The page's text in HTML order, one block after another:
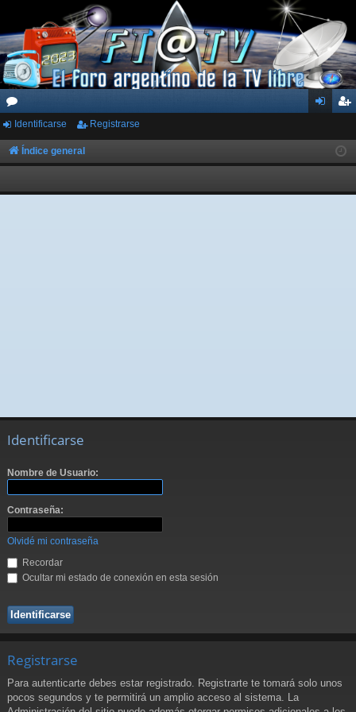
or
os
ar
ist
rs
Identificarse Registrarse
Índice general
Identificarse
Nombre de Usuario:
Contraseña:
Olvidé mi contraseña
Recordar
Ocultar mi estado de conexión en esta sesión
Registrarse
Para autenticarte debes estar registrado. Registrarte te tomará solo unos
pocos segundos y te permitirá un amplio acceso al sistema. La